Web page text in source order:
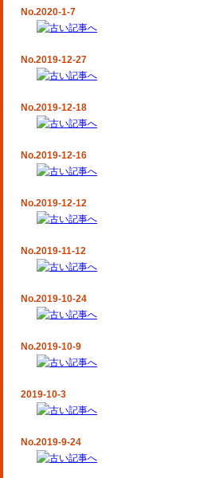
No.2020-1-7
No.2019-12-27
No.2019-12-18
No.2019-12-16
No.2019-12-12
No.2019-11-12
No.2019-10-24
No.2019-10-9
2019-10-3
No.2019-9-24